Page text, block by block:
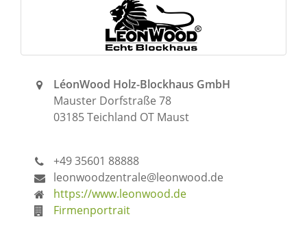
LéonWood Holz-Blockhaus GmbH
Mauster Dorfstraße 78
03185 Teichland OT Maust
+49 35601 88888
leonwoodzentrale@leonwood.de
https://www.leonwood.de
Firmenportrait